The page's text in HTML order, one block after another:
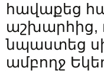
հավաքեց
աշխարհից,
նպաստեց
ամբողջ